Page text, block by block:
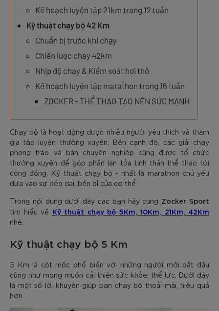
Kế hoạch luyện tập 21km trong 12 tuần
Kỹ thuật chạy bộ 42 Km
Chuẩn bị trước khi chạy
Chiến lược chạy 42km
Nhịp độ chạy & Kiểm soát hơi thở
Kế hoạch luyện tập marathon trong 16 tuần
ZOCKER - THỂ THAO TẠO NÊN SỨC MẠNH
Chạy bộ là hoạt động được nhiều người yêu thích và tham
gia tập luyện thường xuyên. Bên cạnh đó, các giải chạy
phong trào và bán chuyên nghiệp cũng được tổ chức
thường xuyên để góp phần lan tỏa tinh thần thể thao tới
công đồng. Kỹ thuật chạy bộ - nhất là marathon chủ yếu
dựa vào sự dẻo dai, bền bỉ của cơ thể.
Trong nội dung dưới đây các bạn hãy cùng Zocker Sport
tìm hiểu về Kỹ thuật chạy bộ 5Km, 10Km, 21Km, 42Km
nhé.
Kỹ thuật chạy bộ 5 Km
5 Km là cột mốc phổ biến với những người mới bắt đầu
cũng như mong muốn cải thiện sức khỏe, thể lực. Dưới đây
là một số lời khuyên giúp bạn chạy bộ thoải mái, hiệu quả
hơn